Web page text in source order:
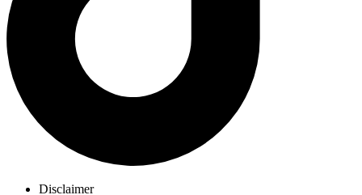
Disclaimer